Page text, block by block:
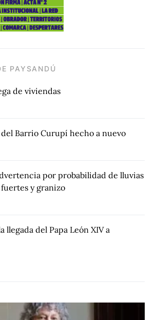
PAYSANDÚ
de viviendas
del Barrio Curupí hecho a nuevo
por probabilidad de lluvias
y granizo
llegada del Papa León XIV a